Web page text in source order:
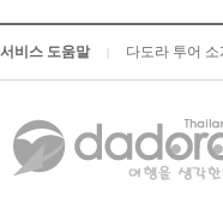
서비스 도움말 다도라 투어 소